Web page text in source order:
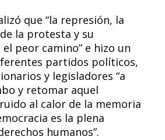
que “la represión, la
la protesta y su
peor camino” e hizo un
partidos políticos,
y legisladores “a
y retomar aquel
al calor de la memoria
es la plena
humanos”.